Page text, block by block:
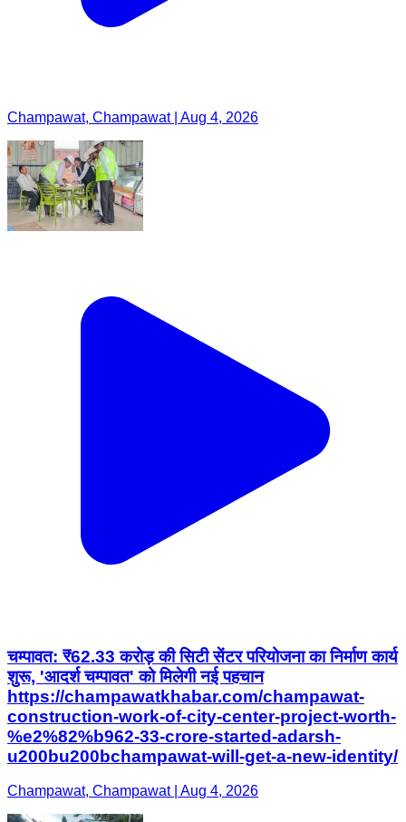
Champawat, Champawat | Aug 4, 2026
चम्पावत: ₹62.33 करोड़ की सिटी सेंटर परियोजना का निर्माण कार्य
शुरू, 'आदर्श चम्पावत' को मिलेगी नई पहचान
https://champawatkhabar.com/champawat-
construction-work-of-city-center-project-worth-
%e2%82%b962-33-crore-started-adarsh-
u200bu200bchampawat-will-get-a-new-identity/
Champawat, Champawat | Aug 4, 2026